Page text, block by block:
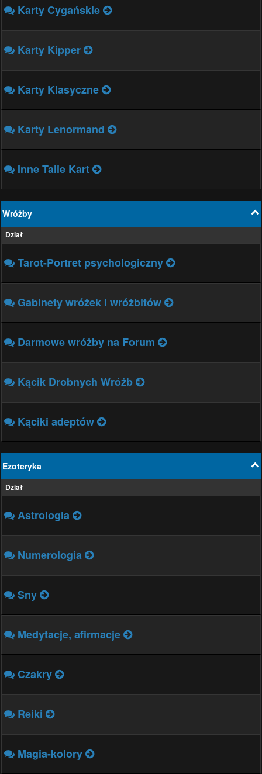
Karty Cygańskie
Karty Kipper
Karty Klasyczne
Karty Lenormand
Inne Talie Kart
Wróżby
Dział
Tarot-Portret psychologiczny
Gabinety wróżek i wróżbitów
Darmowe wróżby na Forum
Kącik Drobnych Wróżb
Kąciki adeptów
Ezoteryka
Dział
Astrologia
Numerologia
Sny
Medytacje, afirmacje
Czakry
Reiki
Magia-kolory